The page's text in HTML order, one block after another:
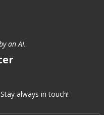
an AI.
always in touch!